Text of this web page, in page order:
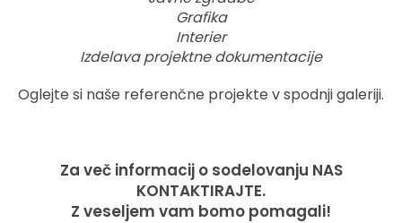
Grafika
Interier
Izdelava projektne dokumentacije
Oglejte si naše referenčne projekte v spodnji galeriji.
Za več informacij o sodelovanju NAS
KONTAKTIRAJTE.
Z veseljem vam bomo pomagali!